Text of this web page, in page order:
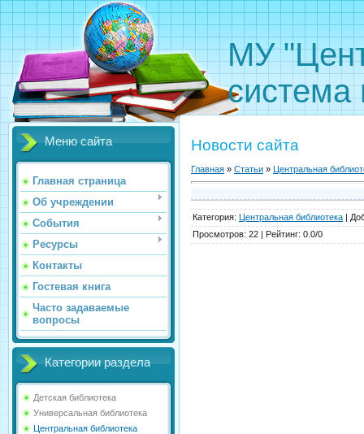
МУ
система
Меню сайта
Главная страница
Об учреждении
События
Ресурсы
Контакты
Гостевая книга
Часто задаваемые
вопросы
Категории раздела
Детская библиотека
Универсальная библиотека
Центральная библиотека
Новости сайта
Главная » Статьи » Центральная
Категория: Центральная библиотека |
Просмотров: 22 | Рейтинг: 0.0/0